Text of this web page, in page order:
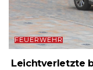
FEUERWEHR
Leichtverletzte